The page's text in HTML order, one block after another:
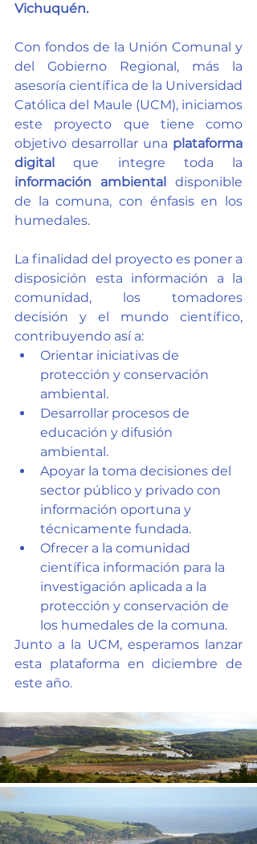
Vichuquén.
Con fondos de la Unión Comunal y
del Gobierno Regional, más la
asesoría científica de la Universidad
Católica del Maule (UCM), iniciamos
este proyecto que tiene como
objetivo desarrollar una plataforma
digital
información ambiental disponible
de la comuna, con énfasis en los
humedales.
La finalidad del proyecto es poner a
disposición esta información a la
comunidad, los tomadores
decisión y el mundo científico,
contribuyendo así a:
Orientar iniciativas de
protección y conservación
ambiental.
Desarrollar procesos de
educación y difusión
ambiental.
Apoyar la toma decisiones del
sector público y privado con
información oportuna y
técnicamente fundada.
Ofrecer a la comunidad
científica información para la
investigación aplicada a la
protección y conservación de
los humedales de la comuna.
Junto a la UCM, esperamos lanzar
esta plataforma en diciembre de
este año.